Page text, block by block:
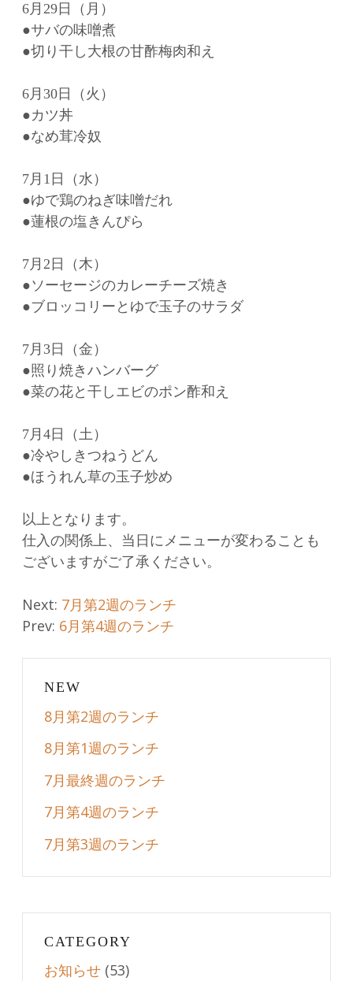
6月29日（月）
●サバの味噌煮
●切り干し大根の甘酢梅肉和え
6月30日（火）
●カツ丼
●なめ茸冷奴
7月1日（水）
●ゆで鶏のねぎ味噌だれ
●蓮根の塩きんぴら
7月2日（木）
●ソーセージのカレーチーズ焼き
●ブロッコリーとゆで玉子のサラダ
7月3日（金）
●照り焼きハンバーグ
●菜の花と干しエビのポン酢和え
7月4日（土）
●冷やしきつねうどん
●ほうれん草の玉子炒め
以上となります。
仕入の関係上、当日にメニューが変わることも
ございますがご了承ください。
Post
navigation
Next: 7月第2週のランチ
Prev: 6月第4週のランチ
NEW
8月第2週のランチ
8月第1週のランチ
7月最終週のランチ
7月第4週のランチ
7月第3週のランチ
CATEGORY
お知らせ (53)